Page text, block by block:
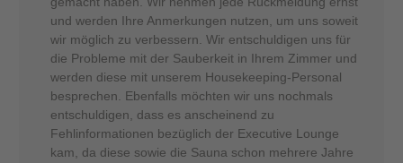
und werden Ihre Anmerkungen nutzen, um uns soweit
wir möglich zu verbessern. Wir entschuldigen uns für
die Probleme mit der Sauberkeit in Ihrem Zimmer und
werden diese mit unserem Housekeeping-Personal
besprechen. Ebenfalls möchten wir uns nochmals
entschuldigen, dass es anscheinend zu
Fehlinformationen bezüglich der Executive Lounge
kam, da diese sowie die Sauna schon mehrere Jahre